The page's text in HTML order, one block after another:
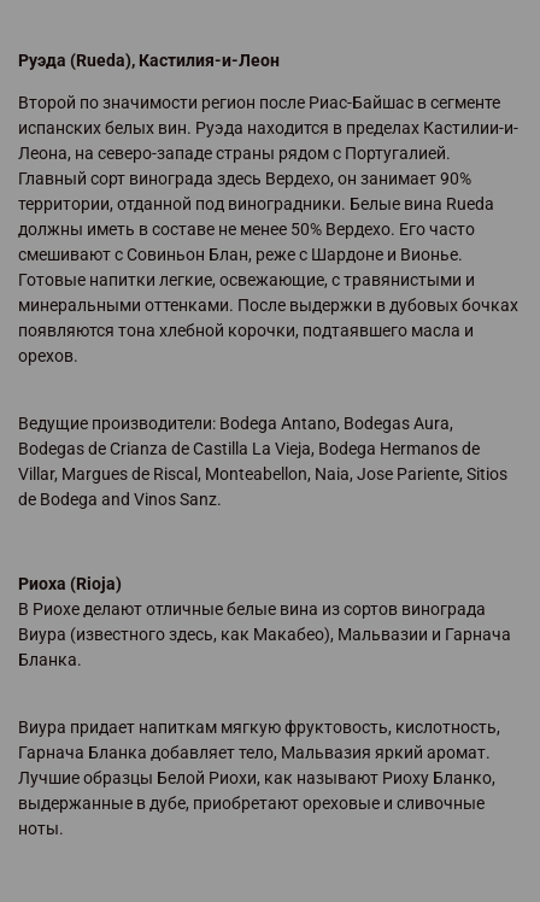
Руэда (Rueda), Кастилия-и-Леон
Второй по значимости регион после Риас-Байшас в сегменте
испанских белых вин. Руэда находится в пределах Кастилии-и-
Леона, на северо-западе страны рядом с Португалией.
Главный сорт винограда здесь Вердехо, он занимает 90%
территории, отданной под виноградники. Белые вина Rueda
должны иметь в составе не менее 50% Вердехо. Его часто
смешивают с Совиньон Блан, реже с Шардоне и Вионье.
Готовые напитки легкие, освежающие, с травянистыми и
минеральными оттенками. После выдержки в дубовых бочках
появляются тона хлебной корочки, подтаявшего масла и
орехов.
Ведущие производители: Bodega Antano, Bodegas Aura,
Bodegas de Crianza de Castilla La Vieja, Bodega Hermanos de
Villar, Margues de Riscal, Monteabellon, Naia, Jose Pariente, Sitios
de Bodega and Vinos Sanz.
Риоха (Rioja)
В Риохе делают отличные белые вина из сортов винограда
Виура (известного здесь, как Макабео), Мальвазии и Гарнача
Бланка.
Виура придает напиткам мягкую фруктовость, кислотность,
Гарнача Бланка добавляет тело, Мальвазия яркий аромат.
Лучшие образцы Белой Риохи, как называют Риоху Бланко,
выдержанные в дубе, приобретают ореховые и сливочные
ноты.